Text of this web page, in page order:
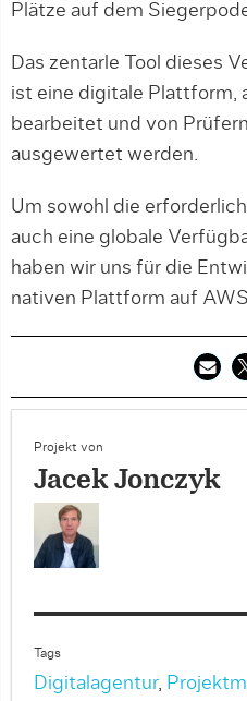
Plätze auf dem
Das zentarle Tool dieses
ist eine digitale Plattform,
bearbeitet und von
ausgewertet werden.
Um sowohl die
auch eine globale
haben wir uns für die
nativen Plattform auf
Projekt von
Jacek Jonczyk
Tags
Digitalagentur,